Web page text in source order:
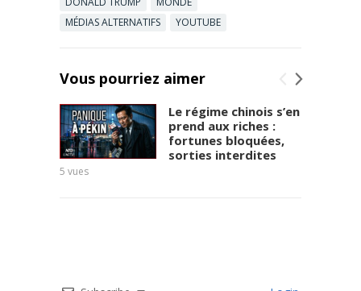
MÉDIAS ALTERNATIFS
YOUTUBE
Vous pourriez aimer
Le régime chinois s’en
prend aux riches :
fortunes bloquées,
sorties interdites
5 vues